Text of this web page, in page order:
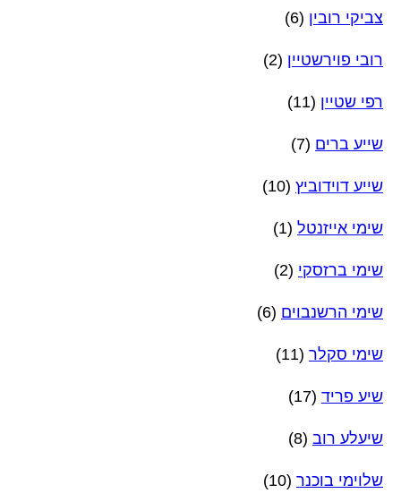
צביקי רובין (6)
רובי פוירשטיין (2)
רפי שטיין (11)
שייע ברים (7)
שייע דוידוביץ (10)
שימי אייזנטל (1)
שימי ברזסקי (2)
שימי הרשנבוים (6)
שימי סקלר (11)
שיע פריד (17)
שיעלע רוב (8)
שלוימי בוכנר (10)